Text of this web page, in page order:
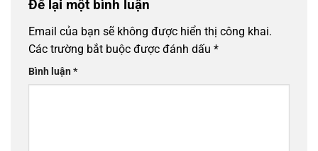
Để lại một bình luận
Email của bạn sẽ không được hiển thị công khai.
Các trường bắt buộc được đánh dấu *
Bình luận *